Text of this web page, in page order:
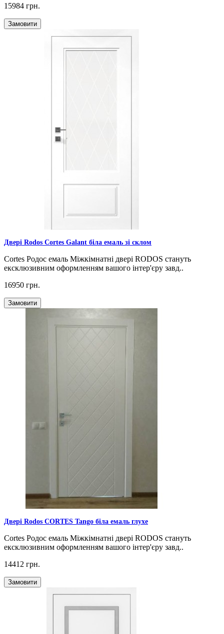
15984 грн.
Замовити
Двері Rodos Cortes Galant біла емаль зі склом
Cortes Родос емаль Міжкімнатні двері RODOS стануть
ексклюзивним оформленням вашого інтер'єру завд..
16950 грн.
Замовити
Двері Rodos CORTES Tango біла емаль глухе
Cortes Родос емаль Міжкімнатні двері RODOS стануть
ексклюзивним оформленням вашого інтер'єру завд..
14412 грн.
Замовити